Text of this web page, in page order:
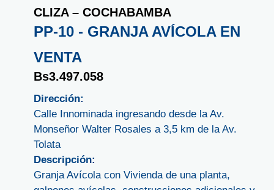
CLIZA – COCHABAMBA
PP-10 - GRANJA AVÍCOLA EN
VENTA
Bs3.497.058
Dirección:
Calle Innominada ingresando desde la Av.
Monseñor Walter Rosales a 3,5 km de la Av.
Tolata
Descripción:
Granja Avícola con Vivienda de una planta,